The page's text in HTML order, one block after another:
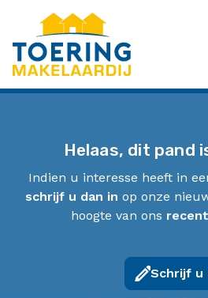
Menu overslaan en naar de
Helaas, dit pand
Indien u interesse heeft in
schrijf u dan in op onze
hoogte van ons
Schrijf u